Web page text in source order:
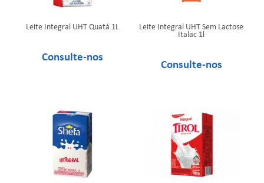
Leite Integral UHT Quatá 1L Leite Integral UHT Sem Lactose
Italac 1l